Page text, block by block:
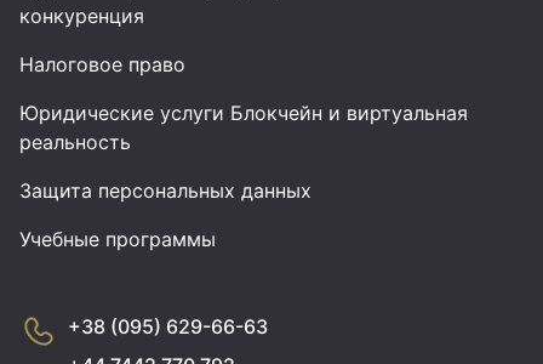
конкуренция
Налоговое право
Юридические услуги Блокчейн и виртуальная
реальность
Защита персональных данных
Учебные программы
+38 (095) 629-66-63